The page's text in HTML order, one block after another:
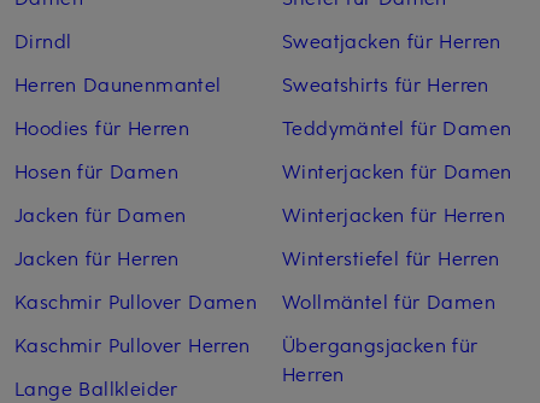
Dirndl
Herren Daunenmantel
Hoodies für Herren
Hosen für Damen
Jacken für Damen
Jacken für Herren
Kaschmir Pullover Damen
Kaschmir Pullover Herren
Lange Ballkleider
Sweatjacken für Herren
Sweatshirts für Herren
Teddymäntel für Damen
Winterjacken für Damen
Winterjacken für Herren
Winterstiefel für Herren
Wollmäntel für Damen
Übergangsjacken für
Herren